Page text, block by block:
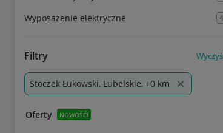
Wyposażenie elektryczne 4
Filtry
Stoczek Łukowski, Lubelskie, +0 km
Oferty NOWOŚĆ!